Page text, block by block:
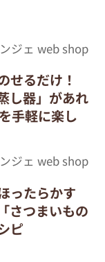
ジェ web shop
せるだけ！
し器」があれ
手軽に楽し
ジェ web shop
ったらかす
さつまいもの
ピ